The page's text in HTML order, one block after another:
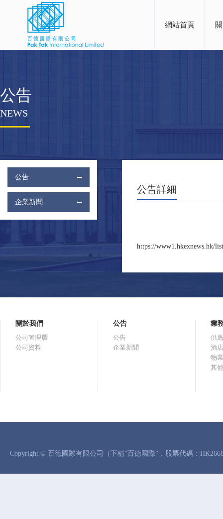
網站首頁
公告
NEWS
公告
企業新聞
公告詳細
https://www1.hkexnews.hk/
關於我們
公司管理層
公司資料
公告
公告
企業新聞
業
供
酒
物
其
Copyright © 百德國際有限公司（下稱“百德國際”，股票代碼：